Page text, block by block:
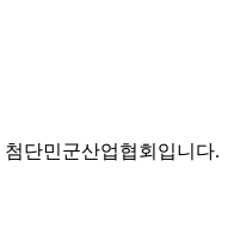
첨단민군산업협회 입니다.